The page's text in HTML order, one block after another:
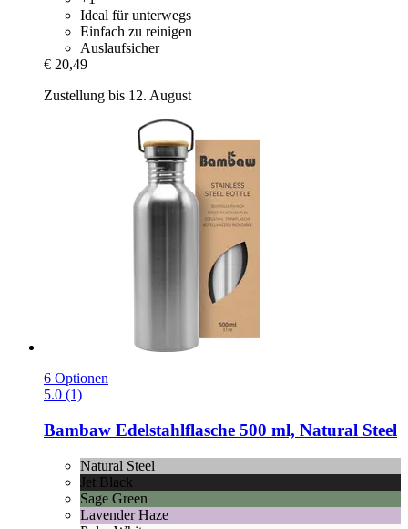
Ideal für unterwegs
Einfach zu reinigen
Auslaufsicher
€ 20,49
Zustellung bis 12. August
6 Optionen
5.0 (1)
Bambaw Edelstahlflasche 500 ml, Natural Steel
Natural Steel
Jet Black
Sage Green
Lavender Haze